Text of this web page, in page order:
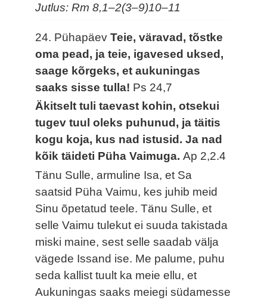
Jutlus: Rm 8,1–2(3–9)10–11
24. PühapäevTeie, väravad, tõstke
oma pead, ja teie, igavesed uksed,
saage kõrgeks, et aukuningas
saaks sisse tulla! Ps 24,7
Äkitselt tuli taevast kohin, otsekui
tugev tuul oleks puhunud, ja täitis
kogu koja, kus nad istusid. Ja nad
kõik täideti Püha Vaimuga.Ap 2,2.4
Tänu Sulle, armuline Isa, et Sa
saatsid Püha Vaimu, kes juhib meid
Sinu õpetatud teele. Tänu Sulle, et
selle Vaimu tulekut ei suuda takistada
miski maine, sest selle saadab välja
vägede Issand ise. Me palume, puhu
seda kallist tuult ka meie ellu, et
Aukuningas saaks meiegi südamesse